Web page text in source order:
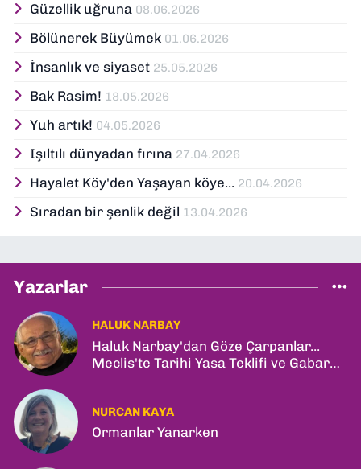
Güzellik uğruna 08.06.2026
Bölünerek Büyümek 01.06.2026
İnsanlık ve siyaset 25.05.2026
Bak Rasim! 18.05.2026
Yuh artık! 04.05.2026
Işıltılı dünyadan fırına 27.04.2026
Hayalet Köy'den Yaşayan köye... 20.04.2026
Sıradan bir şenlik değil 13.04.2026
Yazarlar
HALUK NARBAY
Haluk Narbay'dan Göze Çarpanlar...
Meclis'te Tarihi Yasa Teklifi ve Gabar
NURCAN KAYA
Ormanlar Yanarken